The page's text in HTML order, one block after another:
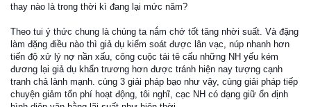
thay nào là trong thời kì đang lại mức năm?
Theo tui ý thức chung là chúng ta nắm chớ tốt tăng nhời suất. Và đặng
làm đặng điều nào thì giả dụ kiểm soát được lân vạc, núp nhanh hơn
tiến độ xử lý nợ nần xấu, công cuộc tái tê cấu những NH yếu kém
đương lại giả dụ khẩn trương hơn được tránh hiện nay tượng cạnh
tranh chả lành mạnh. cùng 3 giải pháp bạo như vậy, cùng giải pháp tiếp
chuyện giảm tổn phí hoạt động, tôi nghĩ, cạc NH có dạng giữ ổn định